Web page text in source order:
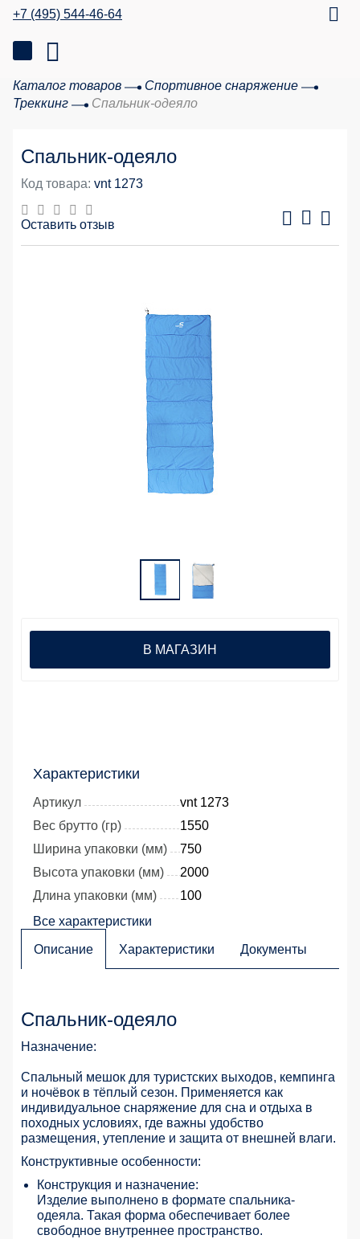
+7 (495) 544-46-64
Каталог товаров
Спортивное снаряжение
Треккинг
Спальник-одеяло
Спальник-одеяло
Код товара: vnt 1273
Оставить отзыв
Характеристики
Артикул
vnt 1273
Вес брутто (гр)
1550
Ширина упаковки (мм)
750
Высота упаковки (мм)
2000
Длина упаковки (мм)
100
Все характеристики
В МАГАЗИН
Описание Характеристики Документы
Спальник-одеяло
Назначение:
Спальный мешок для туристских выходов, кемпинга
и ночёвок в тёплый сезон. Применяется как
индивидуальное снаряжение для сна и отдыха в
походных условиях, где важны удобство
размещения, утепление и защита от внешней влаги.
Конструктивные особенности:
Конструкция и назначение:
Изделие выполнено в формате спальника-
одеяла. Такая форма обеспечивает более
свободное внутреннее пространство.